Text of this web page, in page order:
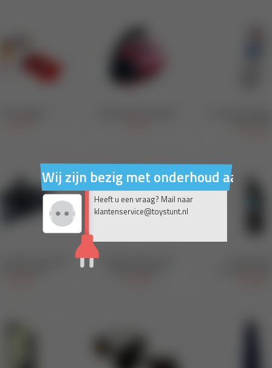
Wij zijn bezig met onderhoud aan
Heeft u een vraag? Mail naar
klantenservice@toystunt.nl